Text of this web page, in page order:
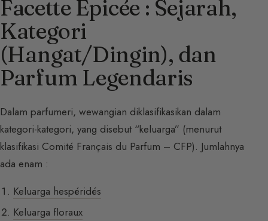
Facette Épicée : Sejarah,
Kategori
(Hangat/Dingin), dan
Parfum Legendaris
Dalam parfumeri, wewangian diklasifikasikan dalam
kategori-kategori, yang disebut “keluarga” (menurut
klasifikasi Comité Français du Parfum – CFP). Jumlahnya
ada enam :
Keluarga hespéridés
Keluarga floraux